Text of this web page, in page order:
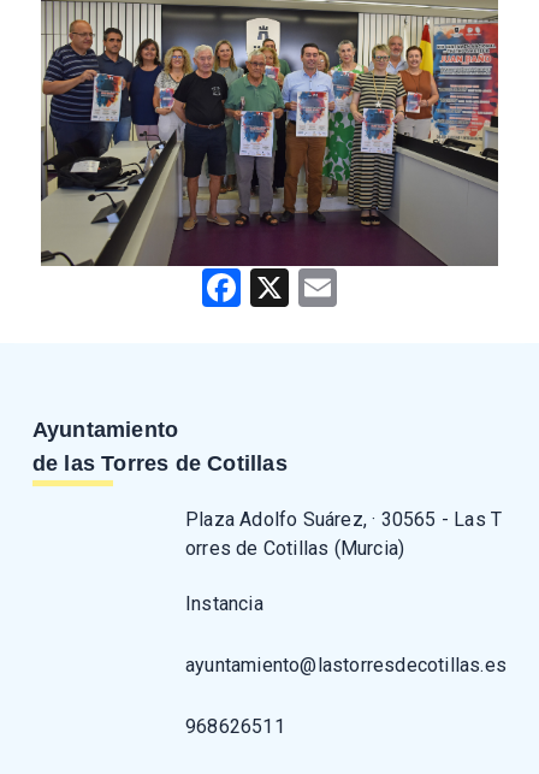
Facebook
X
Ayuntamiento
de las Torres de Cotillas
Plaza Adolfo Suárez, · 30565 - Las T
orres de Cotillas (Murcia)
Instancia
ayuntamiento@lastorresdecotillas.es
968626511